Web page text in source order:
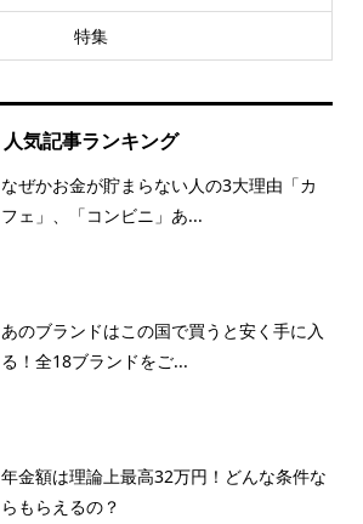
特集
人気記事ランキング
なぜかお金が貯まらない人の3大理由「カ
フェ」、「コンビニ」あ...
あのブランドはこの国で買うと安く手に入
る！全18ブランドをご...
年金額は理論上最高32万円！どんな条件な
らもらえるの？